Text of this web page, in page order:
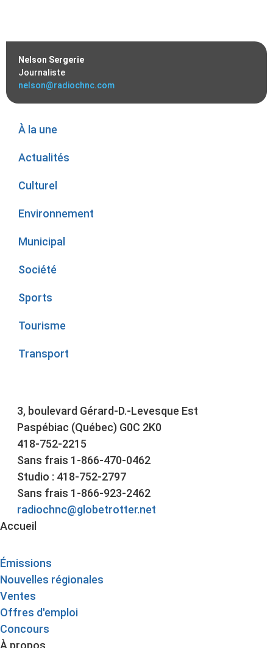
Nelson Sergerie
Journaliste
nelson@radiochnc.com
À la une
Actualités
Culturel
Environnement
Municipal
Société
Sports
Tourisme
Transport
3, boulevard Gérard-D.-Levesque Est
Paspébiac (Québec) G0C 2K0
418-752-2215
Sans frais 1-866-470-0462
Studio : 418-752-2797
Sans frais 1-866-923-2462
radiochnc@globetrotter.net
Accueil
Émissions
Nouvelles régionales
Ventes
Offres d'emploi
Concours